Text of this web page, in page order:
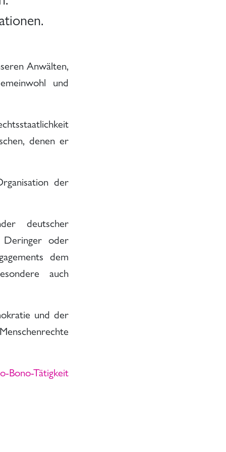
Anwälten,
und
denen er
der
deutscher
Deringer oder
dem
auch
und der
Bono-Tätigkeit